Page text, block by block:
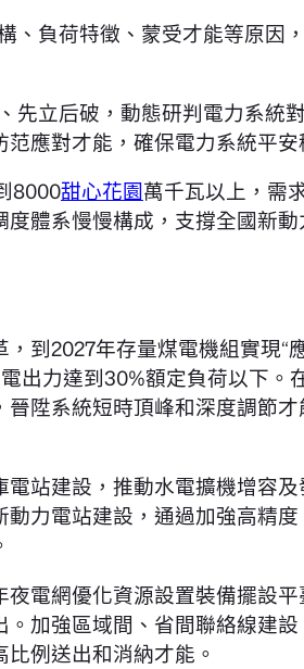
負荷特徵、蒙受才能等原因
立后破，動態研判電力系統
應對才能，確保電力系統平安
8000甜心花園萬千瓦以上，需
體系慢慢構成，支撐全國新
到2027年存量煤電機組實現
出力達到30%額定負荷以下
陞系統短時頂峰和深度調節
電站建設，推動水電擴機增容
力電站建設，通過加強高精
電網優化資源設置裝備擺設
加強區域間、省間聯絡線建
例送出和消納才能。